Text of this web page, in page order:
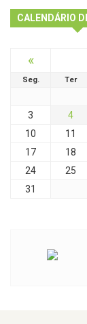
CALENDÁRIO
«
Seg. Ter
3
4
10
11
17
18
24
25
31